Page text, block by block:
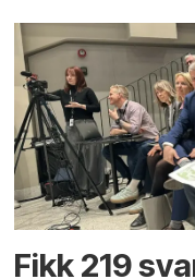
Fikk 219